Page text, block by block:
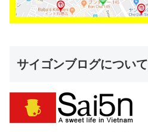
サイゴンブログについて